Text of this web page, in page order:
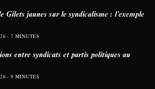
Gilets jaunes sur le syndicalisme : l’exemple
7 MINUTES
entre syndicats et partis politiques au
9 MINUTES